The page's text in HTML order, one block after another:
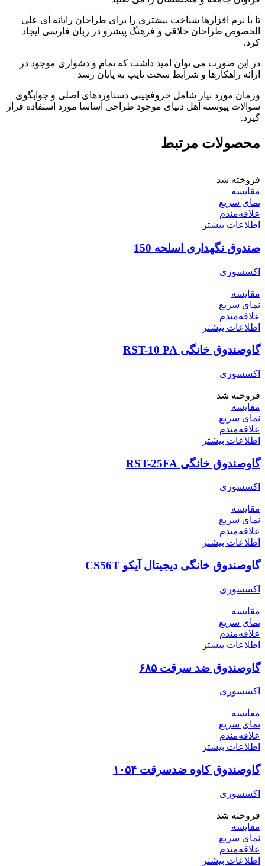
تا با نرم افزارها شناخت بیشتری را برای طراحان رایانه ای علی
الخصوص طراحان خلاقی و فرهنگ پیشرو در زبان فارسی ایجاد
کرد.
در این صورت می توان امید داشت که تمام و دشواری موجود در
ارائه راهکارها و شرایط سخت تایپ به پایان رسد
وزمان مورد نیاز شامل حروفچینی دستاوردهای اصلی و جوابگوی
سوالات پیوسته اهل دنیای موجود طراحی اساسا مورد استفاده قرار
گیرد.
محصولات مرتبط
فروخته شد
مقایسه
نمای سریع
علاقه‌مندم
اطلاعات بیشتر
صندوق نگهداری اسلحه 150
اکسسوری
مقایسه
نمای سریع
علاقه‌مندم
اطلاعات بیشتر
گاوصندوق خانگی RST-10 PA
اکسسوری
فروخته شد
مقایسه
نمای سریع
علاقه‌مندم
اطلاعات بیشتر
گاوصندوق خانگی RST-25FA
اکسسوری
مقایسه
نمای سریع
علاقه‌مندم
اطلاعات بیشتر
گاوصندوق خانگی دیجیتال آیکو CS56T
اکسسوری
مقایسه
نمای سریع
علاقه‌مندم
اطلاعات بیشتر
گاوصندوق ضد سرقت ۶۸۵
اکسسوری
مقایسه
نمای سریع
علاقه‌مندم
اطلاعات بیشتر
گاوصندوق کاوه ضدسرقت ۱۰۵۴
اکسسوری
فروخته شد
مقایسه
نمای سریع
علاقه‌مندم
اطلاعات بیشتر